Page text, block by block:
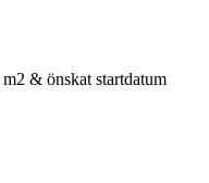
& önskat startdatum